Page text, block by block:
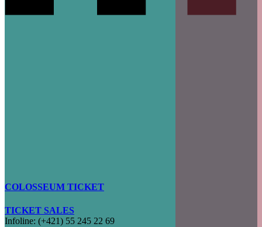
COLOSSEUM TICKET
TICKET SALES
Infoline: (+421) 55 245 22 69